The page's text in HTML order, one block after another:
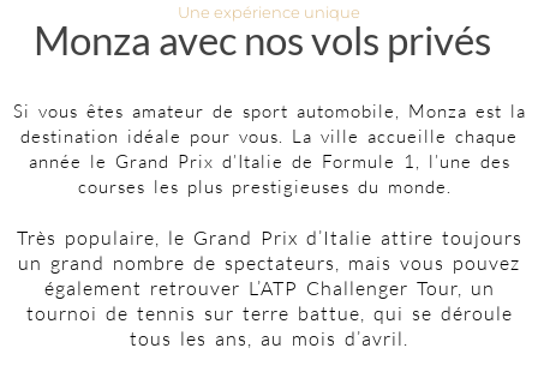
Une expérience unique
Monza avec nos vols privés
Si vous êtes amateur de sport automobile, Monza est la
destination idéale pour vous. La ville accueille chaque
année le Grand Prix d’Italie de Formule 1, l’une des
courses les plus prestigieuses du monde.
Très populaire, le Grand Prix d’Italie attire toujours
un grand nombre de spectateurs, mais vous pouvez
également retrouver L’ATP Challenger Tour, un
tournoi de tennis sur terre battue, qui se déroule
tous les ans, au mois d’avril.